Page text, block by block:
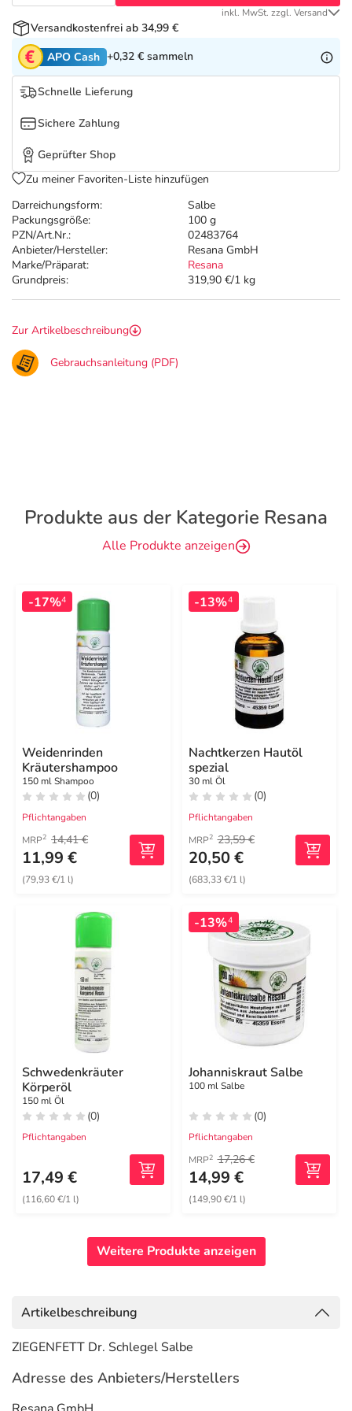
Tierapotheke
Vitamine & Mineralstoffe
Salus Deals
Darreichungsform:
Salbe
Packungsgröße:
100 g
PZN/Art.Nr.:
02483764
Anbieter/Hersteller:
Resana GmbH
Marke/Präparat:
Resana
Grundpreis:
319,90 €/1 kg
inkl. MwSt. zzgl. Versand
Versandkostenfrei ab 34,99 €
APO Cash +0,32 € sammeln
Schnelle Lieferung
Sichere Zahlung
Geprüfter Shop
Zu meiner Favoriten-Liste hinzufügen
Zur Artikelbeschreibung
Gebrauchsanleitung (PDF)
Produkte aus der Kategorie Resana
Alle Produkte anzeigen
-17%4
Weidenrinden
Kräutershampoo
150 ml Shampoo
(0)
Pflichtangaben
MRP2 14,41 €
11,99 €
(79,93 €/1 l)
-13%4
Nachtkerzen Hautöl
spezial
30 ml Öl
(0)
Pflichtangaben
MRP2 23,59 €
20,50 €
(683,33 €/1 l)
Schwedenkräuter
Körperöl
150 ml Öl
(0)
Pflichtangaben
17,49 €
(116,60 €/1 l)
-13%4
Johanniskraut Salbe
100 ml Salbe
(0)
Pflichtangaben
MRP2 17,26 €
14,99 €
(149,90 €/1 l)
Weitere Produkte anzeigen
Artikelbeschreibung
ZIEGENFETT Dr. Schlegel Salbe
Adresse des Anbieters/Herstellers